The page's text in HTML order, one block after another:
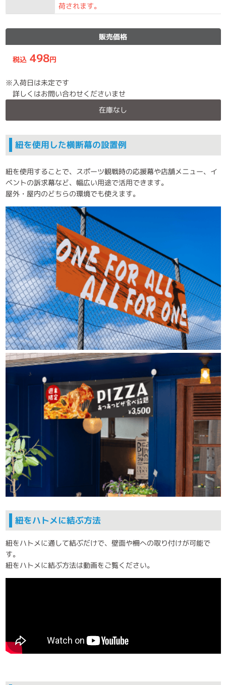
荷されます。
販売価格
税込498円
入荷日は未定です
詳しくはお問い合わせくださいませ
在庫なし
紐を使用した横断幕の設置例
紐を使用することで、スポーツ観戦時の応援幕や店舗メニュー、イ
ベントの訴求幕など、幅広い用途で活用できます。
屋外・屋内のどちらの環境でも使えます。
紐をハトメに結ぶ方法
紐をハトメに通して結ぶだけで、壁面や柵への取り付けが可能で
す。
紐をハトメに結ぶ方法は動画をご覧ください。